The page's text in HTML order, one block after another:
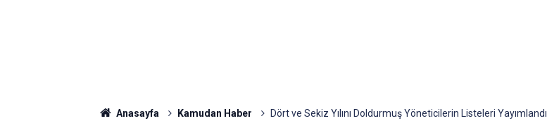
Anasayfa Kamudan Haber Dört ve Sekiz Yılını Doldurmuş Yöneticilerin Listeleri Yayımlandı